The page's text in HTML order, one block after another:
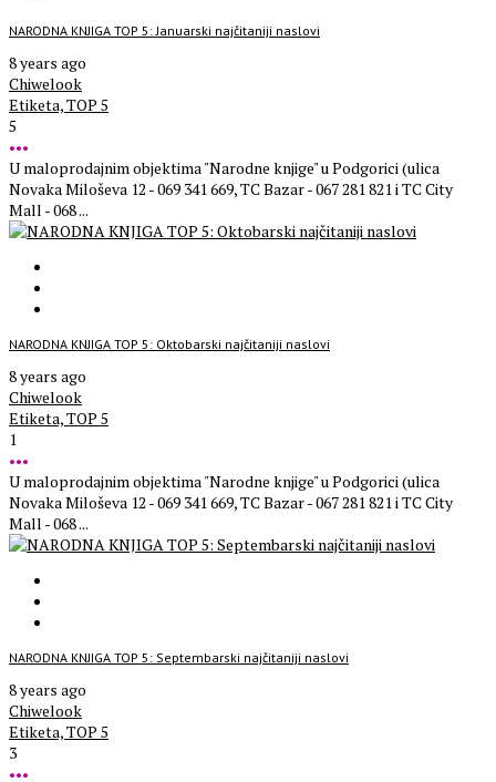
NARODNA KNJIGA TOP 5: Januarski najčitaniji naslovi
8 years ago
Chiwelook
Etiketa,TOP 5
5
•••
U maloprodajnim objektima "Narodne knjige" u Podgorici (ulica
Novaka Miloševa 12 - 069 341 669, TC Bazar - 067 281 821 i TC City
Mall - 068 ...
NARODNA KNJIGA TOP 5: Oktobarski najčitaniji naslovi
8 years ago
Chiwelook
Etiketa,TOP 5
1
•••
U maloprodajnim objektima "Narodne knjige" u Podgorici (ulica
Novaka Miloševa 12 - 069 341 669, TC Bazar - 067 281 821 i TC City
Mall - 068 ...
NARODNA KNJIGA TOP 5: Septembarski najčitaniji naslovi
8 years ago
Chiwelook
Etiketa,TOP 5
3
•••